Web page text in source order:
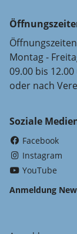
Öffnungszeiten
Montag -
09.00 bis
oder nach
Soziale
Facebook
Instagram
YouTube
Anmeldung